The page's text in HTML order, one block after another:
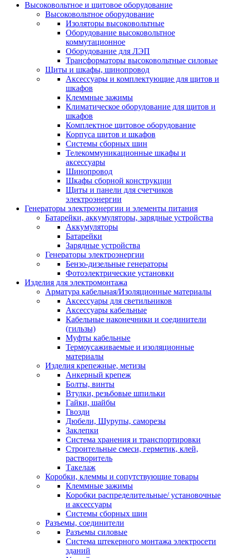
Высоковольтное и щитовое оборудование
Высоковольтное оборудование
Изоляторы высоковольтные
Оборудование высоковольтное
коммутационное
Оборудование для ЛЭП
Трансформаторы высоковольтные силовые
Щиты и шкафы, шинопровод
Аксессуары и комплектующие для щитов и
шкафов
Клеммные зажимы
Климатическое оборудование для щитов и
шкафов
Комплектное щитовое оборудование
Корпуса щитов и шкафов
Системы сборных шин
Телекоммуникационные шкафы и
аксессуары
Шинопровод
Шкафы сборной конструкции
Щиты и панели для счетчиков
электроэнергии
Генераторы электроэнергии и элементы питания
Батарейки, аккумуляторы, зарядные устройства
Аккумуляторы
Батарейки
Зарядные устройства
Генераторы электроэнергии
Бензо-дизельные генераторы
Фотоэлектрические установки
Изделия для электромонтажа
Арматура кабельная/Изоляционные материалы
Аксессуары для светильников
Аксессуары кабельные
Кабельные наконечники и соединители
(гильзы)
Муфты кабельные
Термоусаживаемые и изоляционные
материалы
Изделия крепежные, метизы
Анкерный крепеж
Болты, винты
Втулки, резьбовые шпильки
Гайки, шайбы
Гвозди
Дюбели, Шурупы, саморезы
Заклепки
Система хранения и транспортировки
Строительные смеси, герметик, клей,
растворитель
Такелаж
Коробки, клеммы и сопутствующие товары
Клеммные зажимы
Коробки распределительные/ установочные
и аксессуары
Системы сборных шин
Разъемы, соединители
Разъемы силовые
Система штекерного монтажа электросети
зданий